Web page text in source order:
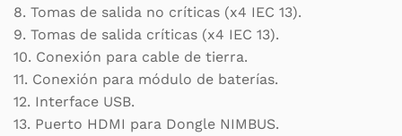
8. Tomas de salida no críticas (x4 IEC 13).
9. Tomas de salida críticas (x4 IEC 13).
10. Conexión para cable de tierra.
11. Conexión para módulo de baterías.
12. Interface USB.
13. Puerto HDMI para Dongle NIMBUS.